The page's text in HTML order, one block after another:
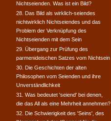
Nichtseienden. Was ist ein Bild?
28. Das Bild als wirklich-seiendes
nichtwirklich Nichtseiendes und das
Problem der Verknüpfung des
Nichtseienden mit dem Sein
29. Übergang zur Prüfung des
parmenideischen Satzes vom Nichtsein
30. Die Geschichten der alten
Philosophen vom Seienden und ihre
Unverständlichkeit
31. Was bedeutet 'seiend' bei denen,
die das All als eine Mehrheit annehmen?
32. Die Schwierigkeit des 'Seins', des